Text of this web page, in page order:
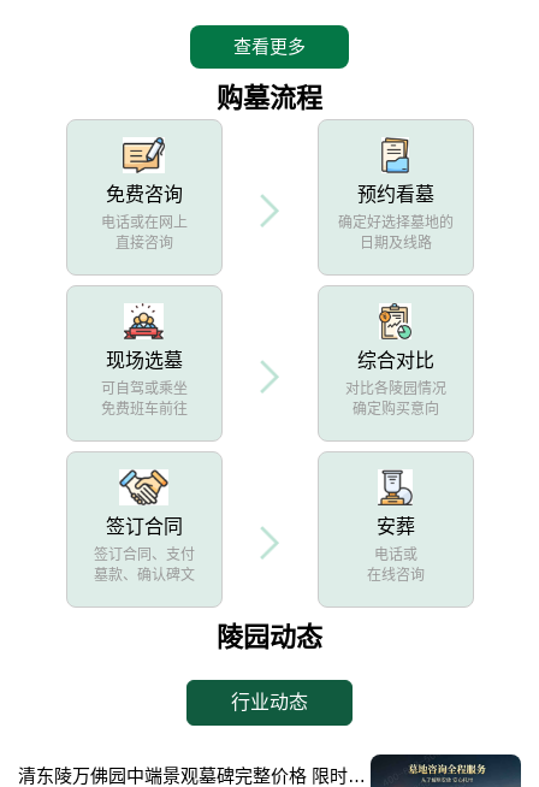
查看更多
购墓流程
免费咨询
电话或在网上
直接咨询
预约看墓
确定好选择墓地的
日期及线路
现场选墓
可自驾或乘坐
免费班车前往
综合对比
对比各陵园情况
确定购买意向
签订合同
签订合同、支付
墓款、确认碑文
安葬
电话或
在线咨询
陵园动态
行业动态
清东陵万佛园中端景观墓碑完整价格 限时减免多年管理费详解